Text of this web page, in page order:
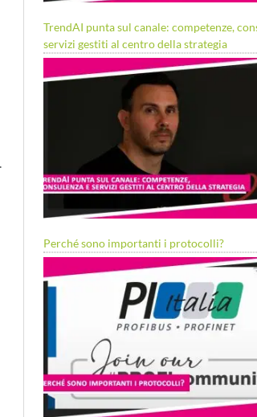
TrendAI punta sul canale: competenze,
servizi gestiti al centro della strategia
Perché sono importanti i protocolli?